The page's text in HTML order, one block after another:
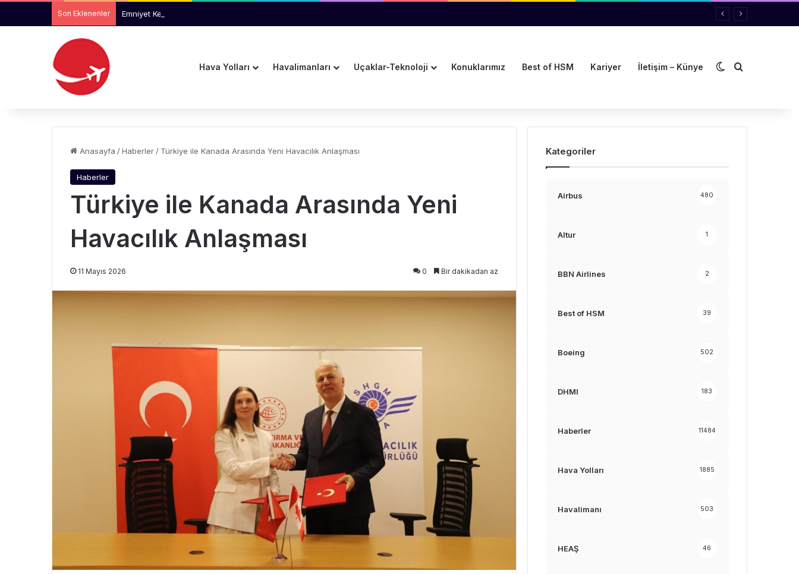
Son Eklenenler Emniyet Kemerini Takmayan Çocuk Nedeniyle Uçuş İptal Edildi
Hava Yolları Havalimanları Uçaklar-Teknoloji Konuklarımız Best of HSM Kariyer İletişim – Künye Dış görünümü
Arama yap
Anasayfa /Haberler / Türkiye ile Kanada Arasında Yeni Havacılık Anlaşması
Haberler
Türkiye ile Kanada Arasında Yeni
Havacılık Anlaşması
11 Mayıs 2026 0 Bir dakikadan az
Kategoriler
Airbus 480
Altur 1
BBN Airlines 2
Best of HSM 39
Boeing 502
DHMI 183
Haberler 11484
Hava Yolları 1885
Havalimanı 503
HEAŞ 46